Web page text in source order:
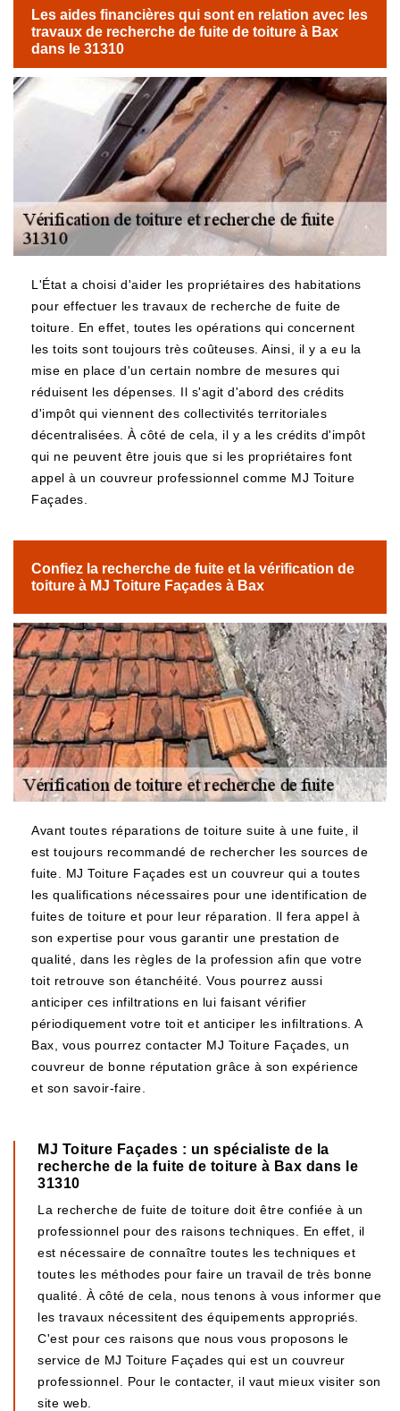
Les aides financières qui sont en relation avec les
travaux de recherche de fuite de toiture à Bax
dans le 31310
L'État a choisi d'aider les propriétaires des habitations
pour effectuer les travaux de recherche de fuite de
toiture. En effet, toutes les opérations qui concernent
les toits sont toujours très coûteuses. Ainsi, il y a eu la
mise en place d'un certain nombre de mesures qui
réduisent les dépenses. Il s'agit d'abord des crédits
d'impôt qui viennent des collectivités territoriales
décentralisées. À côté de cela, il y a les crédits d'impôt
qui ne peuvent être jouis que si les propriétaires font
appel à un couvreur professionnel comme MJ Toiture
Façades.
Confiez la recherche de fuite et la vérification de
toiture à MJ Toiture Façades à Bax
Avant toutes réparations de toiture suite à une fuite, il
est toujours recommandé de rechercher les sources de
fuite. MJ Toiture Façades est un couvreur qui a toutes
les qualifications nécessaires pour une identification de
fuites de toiture et pour leur réparation. Il fera appel à
son expertise pour vous garantir une prestation de
qualité, dans les règles de la profession afin que votre
toit retrouve son étanchéité. Vous pourrez aussi
anticiper ces infiltrations en lui faisant vérifier
périodiquement votre toit et anticiper les infiltrations. A
Bax, vous pourrez contacter MJ Toiture Façades, un
couvreur de bonne réputation grâce à son expérience
et son savoir-faire.
MJ Toiture Façades : un spécialiste de la
recherche de la fuite de toiture à Bax dans le
31310
La recherche de fuite de toiture doit être confiée à un
professionnel pour des raisons techniques. En effet, il
est nécessaire de connaître toutes les techniques et
toutes les méthodes pour faire un travail de très bonne
qualité. À côté de cela, nous tenons à vous informer que
les travaux nécessitent des équipements appropriés.
C'est pour ces raisons que nous vous proposons le
service de MJ Toiture Façades qui est un couvreur
professionnel. Pour le contacter, il vaut mieux visiter son
site web.